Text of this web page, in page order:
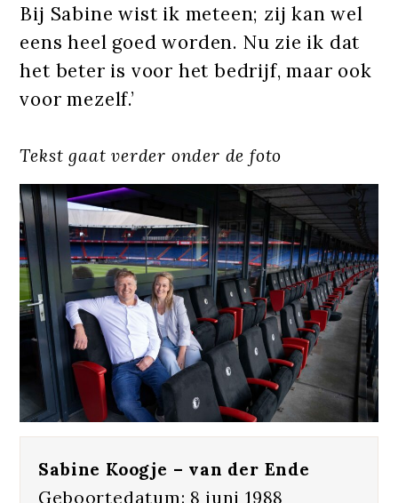
Bij Sabine wist ik meteen; zij kan wel
eens heel goed worden. Nu zie ik dat
het beter is voor het bedrijf, maar ook
voor mezelf.’
Tekst gaat verder onder de foto
Sabine Koogje – van der Ende
Geboortedatum: 8 juni 1988